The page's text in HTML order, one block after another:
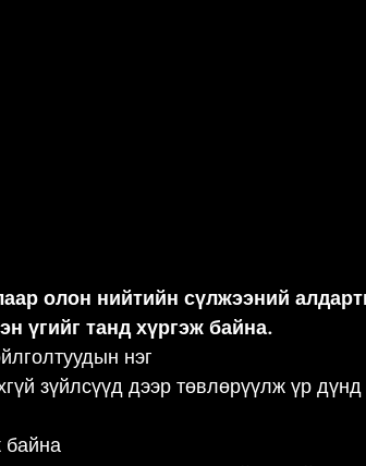
олон нийтийн сүлжээний
үгийг танд хүргэж байна.
нэг
зүйлсүүд дээр төвлөрүүлж үр